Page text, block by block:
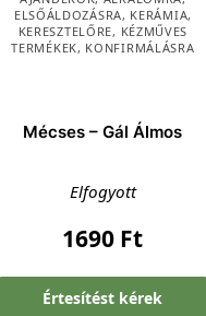
ELSŐÁLDOZÁSRA, KERÁMIA,
KERESZTELŐRE, KÉZMŰVES
TERMÉKEK, KONFIRMÁLÁSRA
Mécses – Gál Álmos
Elfogyott
1690 Ft
Értesítést kérek